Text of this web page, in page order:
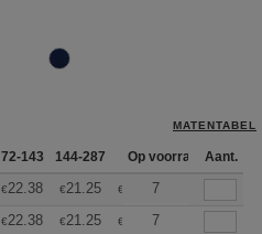
MATENTABEL
72-143 144-287 288 + Meer
Op voorraadAant.
€22.38 €21.25 € 20.70
7
€22.38 €21.25 € 20.70
7